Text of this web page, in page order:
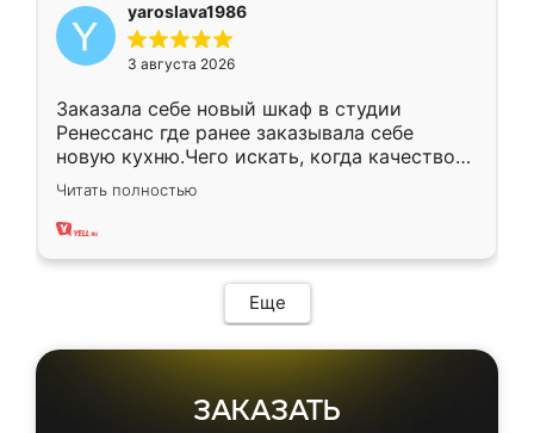
yaroslava1986
3 августа 2026
Заказала себе новый шкаф в студии
Ренессанс где ранее заказывала себе
новую кухню.Чего искать, когда качеством
вполне довольна. Служит кухня уже почти
два года, нареканий нет.
Читать полностью
Еще
ЗАКАЗАТЬ